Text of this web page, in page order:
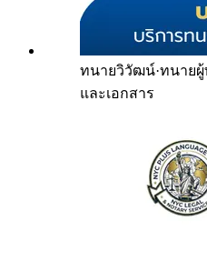
ทนายวิวัฒน์·ทนาย
และเอกสาร